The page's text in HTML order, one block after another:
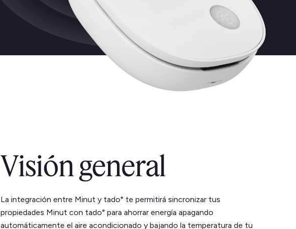
Visión general
La integración entre Minut y tado° te permitirá sincronizar tus
propiedades Minut con tado° para ahorrar energía apagando
automáticamente el aire acondicionado y bajando la temperatura de tu